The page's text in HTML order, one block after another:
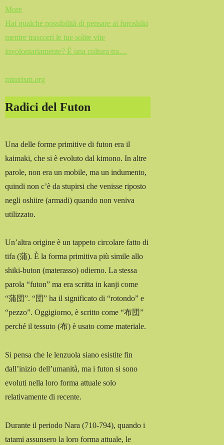
More
Hai qualche possibilità di pensare ai furoshiki
mentre trascorri le tue solite vite
involontariamente? È una cultura tra…
minirism.org
Radici del Futon
Una delle forme primitive di futon era il
kaimaki, che si è evoluto dal kimono. In altre
parole, non era un mobile, ma un indumento,
quindi non c’è da stupirsi che venisse riposto
negli oshiire (armadi) quando non veniva
utilizzato.
Un’altra origine è un tappeto circolare fatto di
tifa (蒲). È la forma primitiva più simile allo
shiki-buton (materasso) odierno. La stessa
parola “futon” ma era scritta in kanji come
“蒲団”. “団” ha il significato di “rotondo” e
“pezzo”. Oggigiorno, è scritto come “布団”
perché il tessuto (布) è usato come materiale.
Si pensa che le lenzuola siano esistite fin
dall’inizio dell’umanità, ma i futon si sono
evoluti nella loro forma attuale solo
relativamente di recente.
Durante il periodo Nara (710-794), quando i
tatami assunsero la loro forma attuale, le